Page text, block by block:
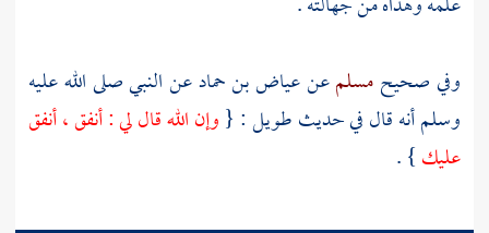
وفي صحيحمسلمعنعياض بن حمادعن النبي صلى الله عليه
وسلم أنه قال في حديث طويل : {وإن الله قال لي : أنفق ، أنفق
عليك} .